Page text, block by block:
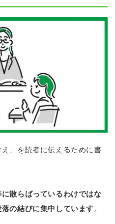
」を読者に伝えるために書
散らばっているわけではな
の結びに集中しています。